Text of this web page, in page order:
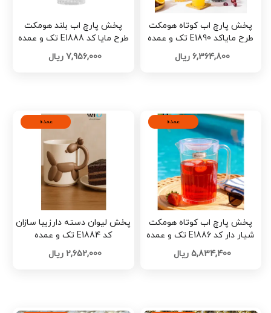
پخش پارچ اب کوتاه هومکت
طرح مایاکد E1890 تک و عمده
6,364,800 ریال
پخش پارچ اب بلند هومکت
طرح مایا کد E1888 تک و عمده
7,956,000 ریال
عمده
پخش پارچ اب کوتاه هومکت
شیار دار کد E1886 تک و عمده
5,834,400 ریال
عمده
پخش لیوان دسته دارزیبا سازان
کد E1884 تک و عمده
2,652,000 ریال